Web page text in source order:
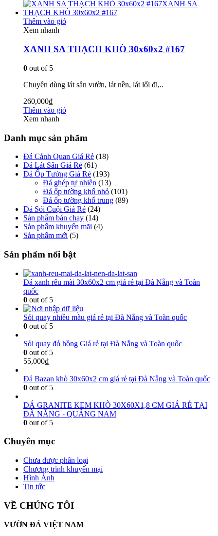
Thêm vào giỏ
Xem nhanh
XANH SA THẠCH KHÒ 30x60x2 #167
0 out of 5
Chuyên dùng lát sân vườn, lát nền, lát lối đi,..
260,000₫
Thêm vào giỏ
Xem nhanh
Danh mục sản phẩm
Đá Cảnh Quan Giá Rẻ (18)
Đá Lát Sân Giá Rẻ (61)
Đá Ốp Tường Giá Rẻ (193)
Đá ghép tự nhiên (13)
Đá ốp tường khổ nhỏ (101)
Đá ốp tường khổ trung (89)
Đá Sỏi Cuội Giá Rẻ (24)
Sản phẩm bán chạy (14)
Sản phẩm khuyến mãi (4)
Sản phẩm mới (5)
Sản phẩm nổi bật
Đá xanh rêu mài 30x60x2 cm giá rẻ tại Đà Nẵng và Toàn
quốc
0 out of 5
Sỏi quay nhiều màu giá rẻ tại Đà Nẵng và Toàn quốc
0 out of 5
Sỏi quay đỏ hồng Giá rẻ tại Đà Nẵng và Toàn quốc
0 out of 5
55,000₫
Đá Bazan khò 30x60x2 cm giá rẻ tại Đà Nẵng và Toàn quốc
0 out of 5
ĐÁ GRANITE KEM KHÒ 30X60X1,8 CM GIÁ RẺ TẠI
ĐÀ NẴNG - QUẢNG NAM
0 out of 5
Chuyên mục
Chưa được phân loại
Chương trình khuyến mại
Hình Ảnh
Tin tức
VỀ CHÚNG TÔI
VƯỜN ĐÁ VIỆT NAM